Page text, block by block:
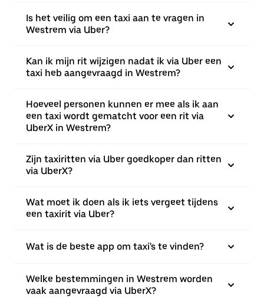
Is het veilig om een taxi aan te vragen in
Westrem via Uber?
Kan ik mijn rit wijzigen nadat ik via Uber een
taxi heb aangevraagd in Westrem?
Hoeveel personen kunnen er mee als ik aan
een taxi wordt gematcht voor een rit via
UberX in Westrem?
Zijn taxiritten via Uber goedkoper dan ritten
via UberX?
Wat moet ik doen als ik iets vergeet tijdens
een taxirit via Uber?
Wat is de beste app om taxi's te vinden?
Welke bestemmingen in Westrem worden
vaak aangevraagd via UberX?